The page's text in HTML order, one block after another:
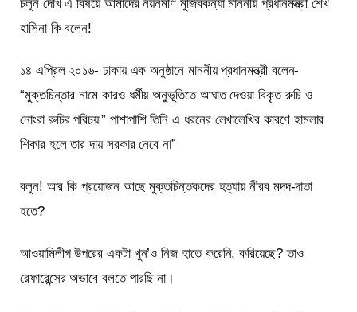
চলুন দেখি এ বিষয়ে আমাদের নয়নমণি মুজিবকন্যা মাননীয় প্রধানমন্ত্রী শেখ
হাসিনা কি বলেন!
১৪ এপ্রিল ২০১৬- ঢাকায় এক অনুষ্ঠানে মাননীয় প্রধানমন্ত্রী বলেন-
“মুক্তচিন্তার নামে কারও ধর্মীয় অনুভূতিতে আঘাত দেওয়া বিকৃত রুচি ও
নোংরা রুচির পরিচয়৷” পাশাপাশি তিনি এ ধরনের লেখালেখির কারণে হামলার
শিকার হলে তার দায় সরকার নেবে না”
বলুন! আর কি প্রয়োজন আছে মুক্তচিন্তকদের হত্যায় নীরব মদদ-দাতা
হতে?
আওয়ামিলীগ উপরের একটা খুন’ও নিজ হাতে করেনি, করিয়েছে? তাও
রেফারেন্সের অভাবে বলতে পারছি না।